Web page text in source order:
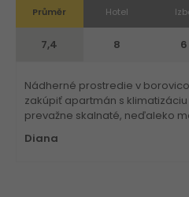
Průměr
7,4
Hotel
8 6
Nádherné prostredie v
zakúpiť apartmán s
prevažne skalnaté, neďaleko
Diana